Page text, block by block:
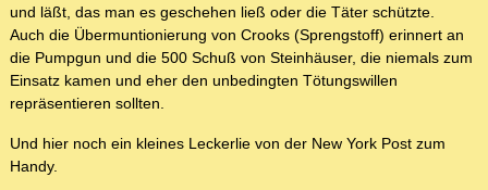
und läßt, das man es geschehen ließ oder die Täter schützte.
Auch die Übermuntionierung von Crooks (Sprengstoff) erinnert an
die Pumpgun und die 500 Schuß von Steinhäuser, die niemals zum
Einsatz kamen und eher den unbedingten Tötungswillen
repräsentieren sollten.
Und hier noch ein kleines Leckerlie von der New York Post zum
Handy.